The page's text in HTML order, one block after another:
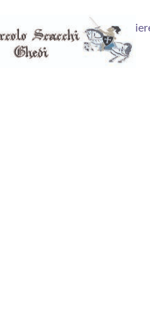
Calendario